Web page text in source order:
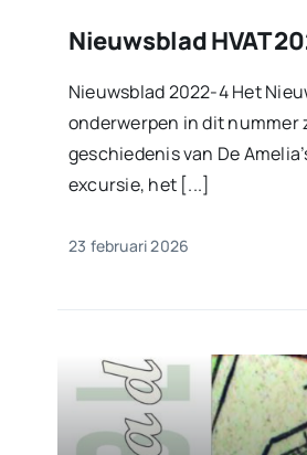
Nieuwsblad HVAT
Nieuwsblad 2022-4 Het
onderwerpen in dit nummer
geschiedenis van De
excursie, het [...]
23 februari 2026